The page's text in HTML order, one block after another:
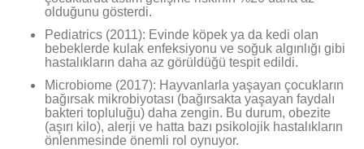
olduğunu gösterdi.
Pediatrics (2011): Evinde köpek ya da kedi olan
bebeklerde kulak enfeksiyonu ve soğuk algınlığı gibi
hastalıkların daha az görüldüğü tespit edildi.
Microbiome (2017): Hayvanlarla yaşayan çocukların
bağırsak mikrobiyotası (bağırsakta yaşayan faydalı
bakteri topluluğu) daha zengin. Bu durum, obezite
(aşırı kilo), alerji ve hatta bazı psikolojik hastalıkların
önlenmesinde önemli rol oynuyor.